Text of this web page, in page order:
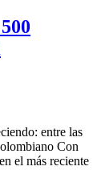
entre las
Con
el más reciente